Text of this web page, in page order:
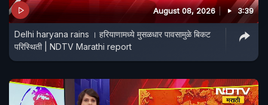
August 08, 2026 3:39
Delhi haryana rains । हरियाणामध्ये मुसळधार पावसामुळे बिकट
परिस्थिती | NDTV Marathi report